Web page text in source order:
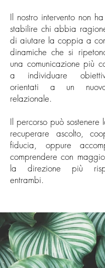
Il nostro intervento non
stabilire chi abbia
di aiutare la coppia a
dinamiche che si
una comunicazione più
a individuare
orientati a un
relazionale.
Il percorso può
recuperare ascolto,
fiducia, oppure
comprendere con
la direzione più
entrambi.